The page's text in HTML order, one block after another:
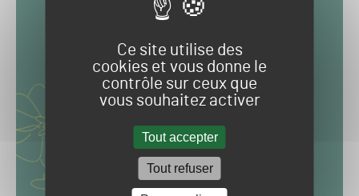
Ce site utilise des
cookies et vous donne le
contrôle sur ceux que
vous souhaitez activer
Tout accepter
Tout refuser